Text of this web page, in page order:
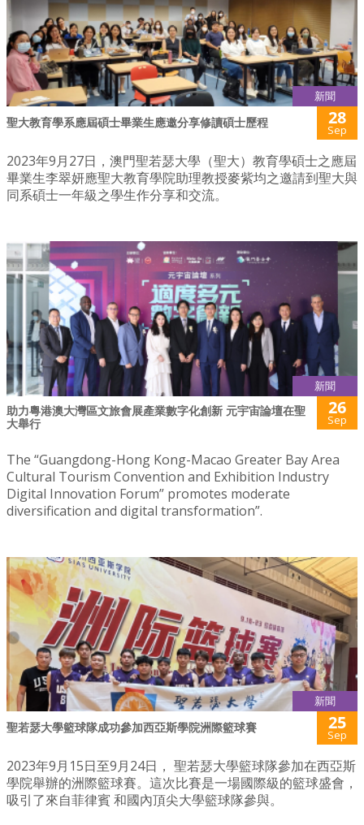
新聞
聖大教育學系應屆碩士畢業生應邀分享修讀碩士歷程 28
Sep
2023年9月27日，澳門聖若瑟大學（聖大）教育學碩士之應屆
畢業生李翠妍應聖大教育學院助理教授麥紫均之邀請到聖大與
同系碩士一年級之學生作分享和交流。
新聞
助力粵港澳大灣區文旅會展產業數字化創新 元宇宙論壇在聖
大舉行
26
Sep
The “Guangdong-Hong Kong-Macao Greater Bay Area
Cultural Tourism Convention and Exhibition Industry
Digital Innovation Forum” promotes moderate
diversification and digital transformation”.
新聞
聖若瑟大學籃球隊成功參加西亞斯學院洲際籃球賽 25
Sep
2023年9月15日至9月24日， 聖若瑟大學籃球隊參加在西亞斯
學院舉辦的洲際籃球賽。這次比賽是一場國際級的籃球盛會，
吸引了來自菲律賓 和國內頂尖大學籃球隊參與。